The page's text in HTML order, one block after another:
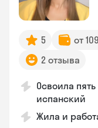
5 от
2 отзыва
Освоила
испанский
Жила и